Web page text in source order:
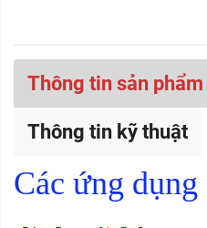
Thông tin sản phẩm
Thông tin kỹ thuật
Các ứng